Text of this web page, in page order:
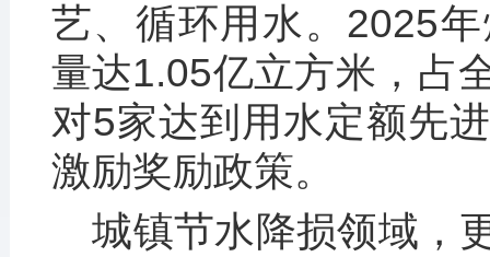
艺、循环用水。2025
量达1.05亿立方米，占
对5家达到用水定额先
激励奖励政策。
城镇节水降损领域，